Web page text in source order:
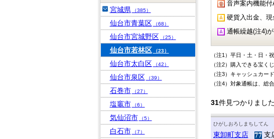
音声案内機能付
硬貨入出金、
通帳繰越(注4)
（注1）平日・土・日・
（注2）購入できる宝く
（注3）キャッシュカー
（注4）対象通帳は、総
31件見つかりました
ひがしおろしまちしてん
東卸町支店
支
宮城県 （385）
仙台市青葉区 （68）
仙台市宮城野区 （25）
仙台市若林区 （23）
仙台市太白区 （42）
仙台市泉区 （39）
石巻市 （27）
塩竈市 （6）
気仙沼市 （5）
白石市 （7）